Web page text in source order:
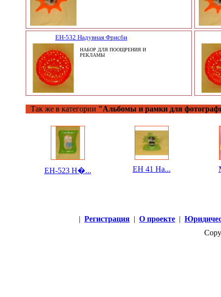
EH-532 Надувная Фрисби
НАБОР ДЛЯ ПООЩРЕНИЯ И
РЕКЛАМЫ
Так же в категории "Альбомы и рамки для
EH-523 Н�... EH 41 На...
| Регистрация | О проекте |